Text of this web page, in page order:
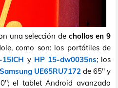
una selección de chollos en 9
como son: los portátiles de
y HP 15-dw0035ns; los
Samsung UE65RU7172de 65" y
el tablet Android avanzado